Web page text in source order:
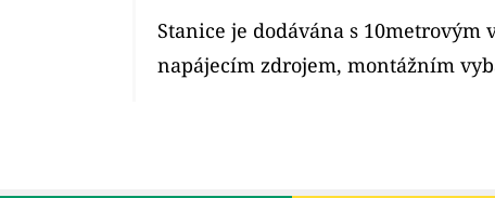
Stanice je dodávána s 10metrovým
napájecím zdrojem, montážním